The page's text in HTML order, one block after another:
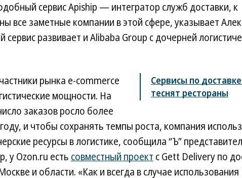
сервис Apiship — интегратор служб доставки, к
все заметные компании в этой сфере, указывает
развивает и Alibaba Group с дочерней
Сервисы по
теснят рестораны
рынка e-commerce
мощности. На
заказов росло более
и чтобы сохранять темпы роста, компания
ресурсы в логистике, сообщила “Ъ”
у Ozon.ru есть совместный проект с Gett Delivery по
и области. «Как и всегда в случае использования